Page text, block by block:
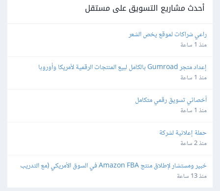
أحدث مشاريع التسويق على مستقل
راعي شراكات لموقع يخص الشعر
منذ 1 ساعة
إعداد متجر Gumroad بالكامل لبيع المنتجات الرقمية لأمريكا وأوروبا
منذ 1 ساعة
أخصائي تسويق رقمي متكامل
منذ 1 ساعة
حملة إعلانية لشركة
منذ 2 ساعة
ونقل الخبرة)
منذ 13 ساعة